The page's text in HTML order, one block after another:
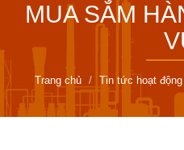
MUA SẮM
Trang chủ Tin tức hoạt động